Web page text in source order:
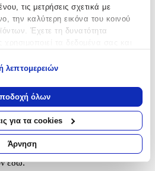
τις μετρήσεις σχετικά με
την καλύτερη εικόνα του κοινού
Έχετε τη δυνατότητα
σχετικά με τη γεωγραφική
μπορεί να είναι ακριβείς σε
τη συσκευή σας σαρώνοντας ενεργά
(δακτυλικό αποτύπωμα)
με τον τρόπο επεξεργασίας των
καθορίστε τις προτιμήσεις σας
λεπτομερειών
όλων
για τα cookies
Άρνηση
άλλες αξιολογήσεις. Όταν
εδώ.